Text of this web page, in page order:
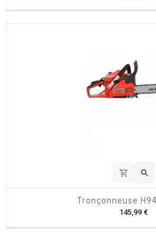
x
shopping_cart 
Tronçonneuse
145,99 €P